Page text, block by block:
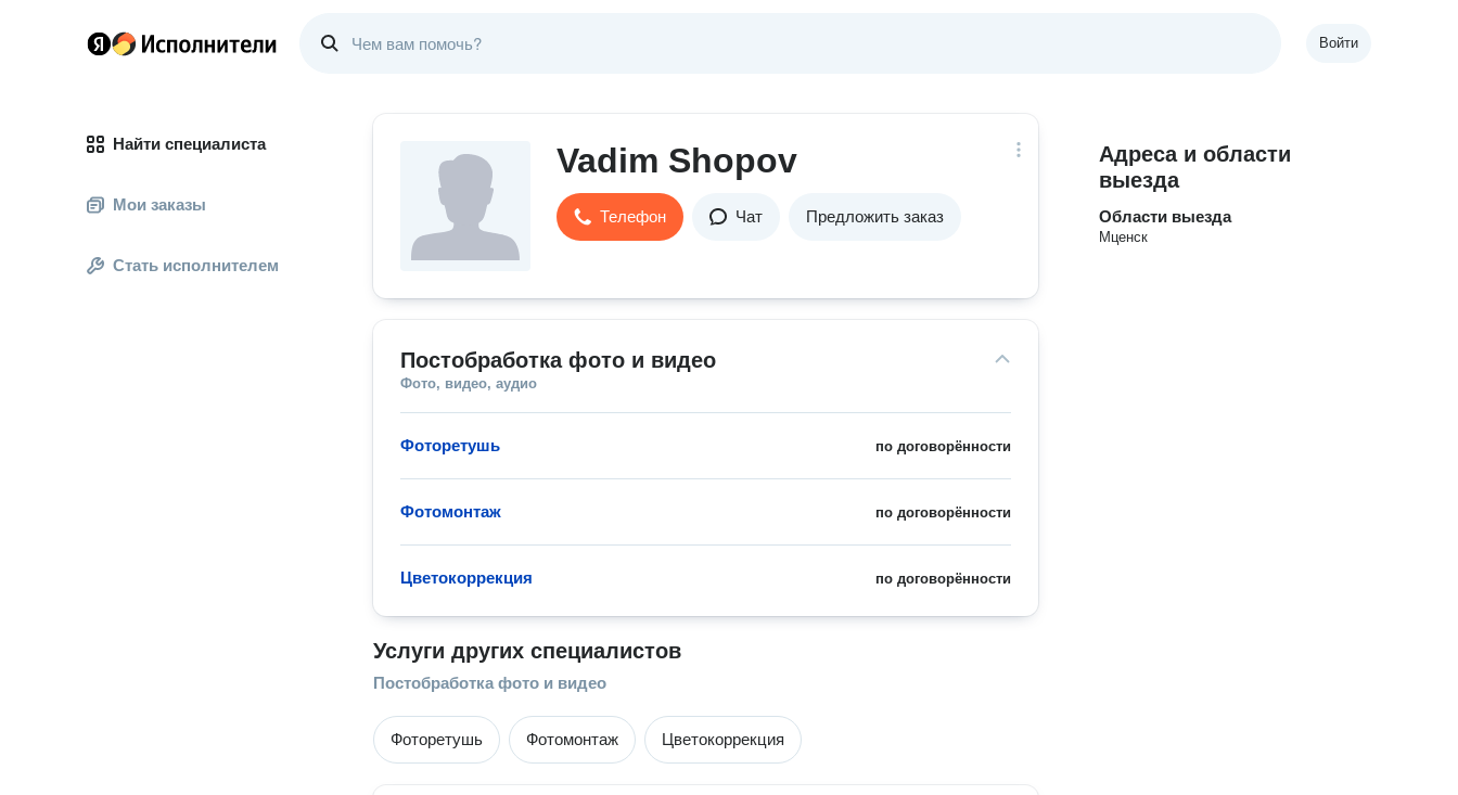
Войти
Найти специалиста
Мои заказы
Стать исполнителем
Vadim Shopov
Телефон Чат Предложить заказ
Постобработка фото и видео
Фото, видео, аудио
по договорённости
Фоторетушь
по договорённости
Фотомонтаж
по договорённости
Цветокоррекция
Услуги других специалистов
Постобработка фото и видео
Фоторетушь Фотомонтаж Цветокоррекция
Адреса и области
выезда
Области выезда
Мценск